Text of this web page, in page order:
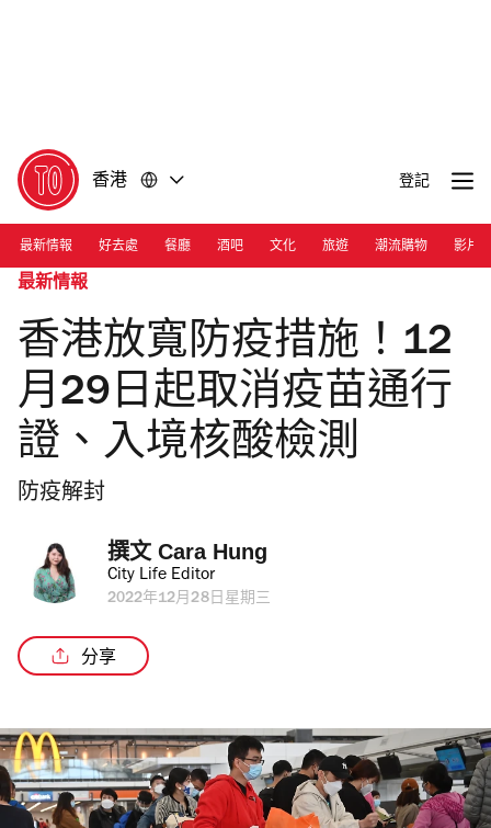
香港 登記
最新情報 好去處 餐廳 酒吧 文化 旅遊 潮流購物 影片
最新情報
香港放寬防疫措施！12
月29日起取消疫苗通行
證、入境核酸檢測
防疫解封
撰文 Cara Hung
City Life Editor
2022年12月28日星期三
分享